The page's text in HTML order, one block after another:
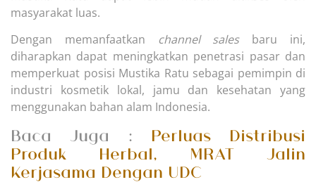
masyarakat luas.
Dengan memanfaatkan channel salesbaru ini,
diharapkan dapat meningkatkan penetrasi pasar dan
memperkuat posisi Mustika Ratu sebagai pemimpin di
industri kosmetik lokal, jamu dan kesehatan yang
menggunakan bahan alam Indonesia.
Baca Juga : Perluas Distribusi
Produk Herbal, MRAT Jalin
Kerjasama Dengan UDC